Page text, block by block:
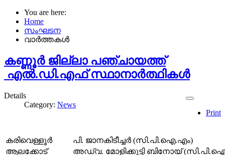
You are here:
Home
സംഘടന
വാർത്തകൾ
കണ്ണൂർ ജില്ലാ പഞ്ചായത്ത്
എൽ.ഡി.എഫ് സ്ഥാനാർത്ഥികൾ
Print
Details
Category: News
കരിവെള്ളൂർ
പി. ജാനകിടീച്ചർ (സി.പി.ഐ.എം)
ആലക്കോട്
അഡ്വ. മോളിക്കുട്ടി ബിനോയ്